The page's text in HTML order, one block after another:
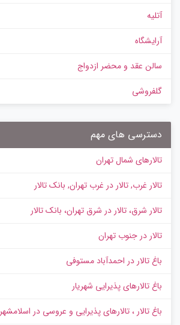
آتلیه
آرایشگاه
سالن عقد و محضر ازدواج
گلفروشی
دسترسی های مهم
تالارهای شمال تهران
تالار غرب, تالار در غرب تهران, بانک تالار
تالار شرق، تالار در شرق تهران، بانک تالار
تالار در جنوب تهران
باغ تالار در احمدآباد مستوفی
باغ تالارهای پذیرایی شهریار
باغ تالار ، تالارهای پذیرایی و عروسی در اسلامشهر